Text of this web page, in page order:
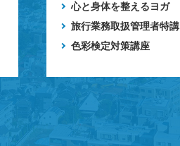
心と身体を整えるヨガ
旅行業務取扱管理者特講
色彩検定対策講座